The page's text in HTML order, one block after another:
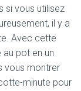
si vous utilisez
il y a
Avec cette
pot en un
vous montrer
minute pour